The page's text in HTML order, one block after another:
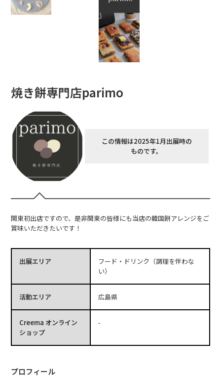
焼き餅専門店parimo
この情報は2025年1月出展時の
ものです。
関東初出店ですので、是非関東の皆様にも当店の韓国餅アレンジをご
賞味いただきたいです！
出展エリア
フード・ドリンク（調理を伴わな
い）
活動エリア 広島県
Creema オンライン
ショップ
-
プロフィール